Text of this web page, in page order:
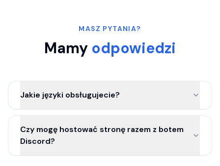
MASZ PYTANIA?
Mamy odpowiedzi
Jakie języki obsługujecie?
Czy mogę hostować stronę razem z botem
Discord?